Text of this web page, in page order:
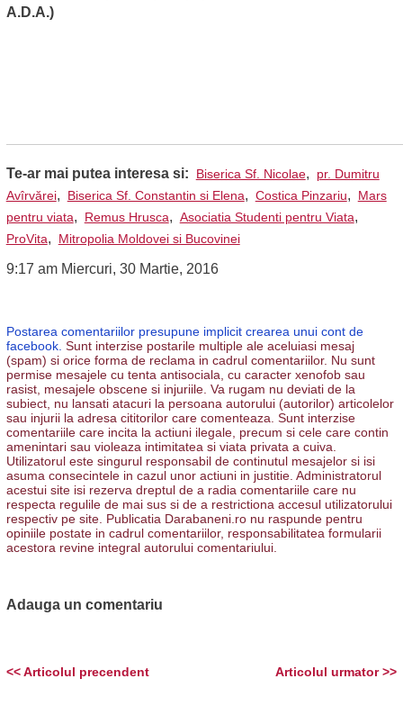
A.D.A.)
Te-ar mai putea interesa si: Biserica Sf. Nicolae,
pr. Dumitru
Avîrvărei, Biserica Sf. Constantin si Elena, Costica Pinzariu,
Mars
pentru viata, Remus Hrusca, Asociatia Studenti pentru Viata,
ProVita, Mitropolia Moldovei si Bucovinei
9:17 am Miercuri, 30 Martie, 2016
Postarea comentariilor presupune implicit crearea unui cont de
facebook. Sunt interzise postarile multiple ale aceluiasi mesaj
(spam) si orice forma de reclama in cadrul comentariilor. Nu sunt
permise mesajele cu tenta antisociala, cu caracter xenofob sau
rasist, mesajele obscene si injuriile. Va rugam nu deviati de la
subiect, nu lansati atacuri la persoana autorului (autorilor) articolelor
sau injurii la adresa cititorilor care comenteaza. Sunt interzise
comentariile care incita la actiuni ilegale, precum si cele care contin
amenintari sau violeaza intimitatea si viata privata a cuiva.
Utilizatorul este singurul responsabil de continutul mesajelor si isi
asuma consecintele in cazul unor actiuni in justitie. Administratorul
acestui site isi rezerva dreptul de a radia comentariile care nu
respecta regulile de mai sus si de a restrictiona accesul utilizatorului
respectiv pe site. Publicatia Darabaneni.ro nu raspunde pentru
opiniile postate in cadrul comentariilor, responsabilitatea formularii
acestora revine integral autorului comentariului.
Adauga un comentariu
Articolul urmator >>
<< Articolul precendent